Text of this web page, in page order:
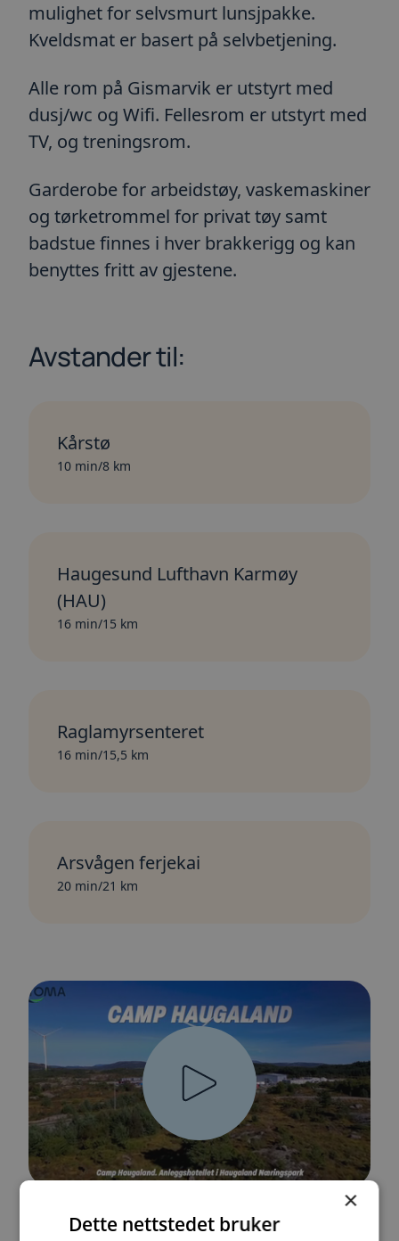
mulighet for selvsmurt lunsjpakke.
Kveldsmat er basert på selvbetjening.
Alle rom på Gismarvik er utstyrt med
dusj/wc og Wifi. Fellesrom er utstyrt med
TV, og treningsrom.
Garderobe for arbeidstøy, vaskemaskiner
og tørketrommel for privat tøy samt
badstue finnes i hver brakkerigg og kan
benyttes fritt av gjestene.
Avstander til:
Kårstø
10 min/8 km
Haugesund Lufthavn Karmøy
(HAU)
16 min/15 km
Raglamyrsenteret
16 min/15,5 km
Arsvågen ferjekai
20 min/21 km
×
Dette nettstedet bruker